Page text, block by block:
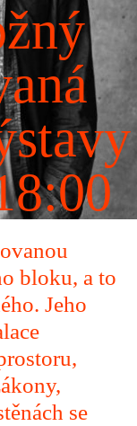
bloku, a to
Jeho
se